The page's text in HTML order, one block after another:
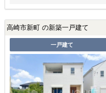
高崎市新町 の新築一戸建て
一戸建て